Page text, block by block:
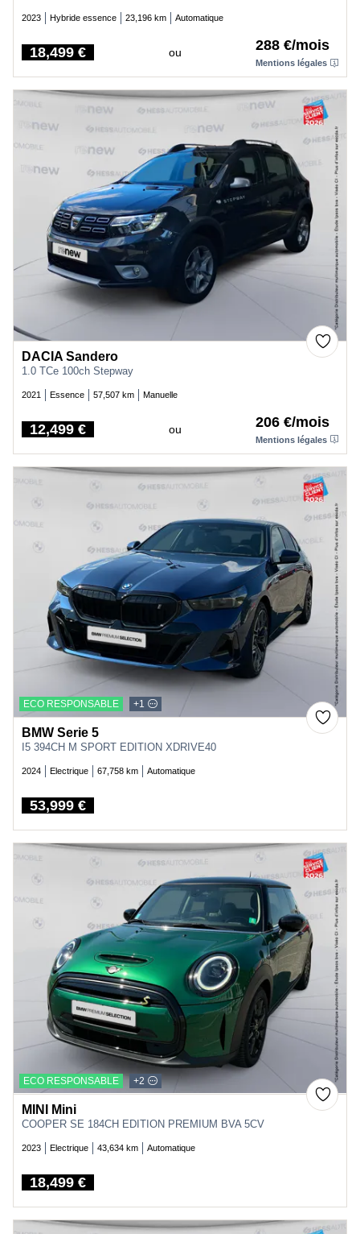
2023 Hybride essence 23,196 km Automatique
Price
18,499 € ou 288 €/mois
Mentions légales
DACIA Sandero
1.0 TCe 100ch Stepway
2021 Essence 57,507 km Manuelle
Price
12,499 € ou 206 €/mois
Mentions légales
ECO RESPONSABLE +1
BMW Serie 5
I5 394CH M SPORT EDITION XDRIVE40
2024 Electrique 67,758 km Automatique
Price
53,999 €
ECO RESPONSABLE +2
MINI Mini
COOPER SE 184CH EDITION PREMIUM BVA 5CV
2023 Electrique 43,634 km Automatique
Price
18,499 €